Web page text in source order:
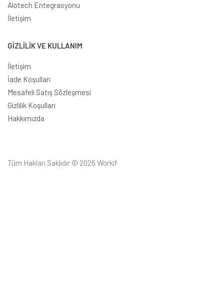
Alotech Entegrasyonu
İletişim
GİZLİLİK VE KULLANIM
İletişim
İade Koşulları
Mesafeli Satış Sözleşmesi
Gizlilik Koşulları
Hakkımızda
Tüm Hakları Saklıdır © 2026 Workif